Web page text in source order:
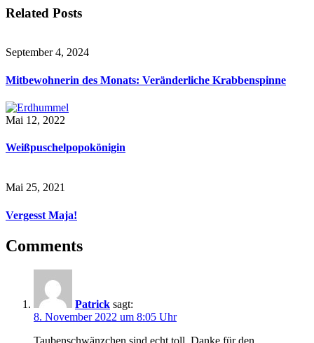
Related Posts
September 4, 2024
Mitbewohnerin des Monats: Veränderliche Krabbenspinne
Mai 12, 2022
Weißpuschelpopokönigin
Mai 25, 2021
Vergesst Maja!
Comments
Patrick sagt:
8. November 2022 um 8:05 Uhr
Taubenschwänzchen sind echt toll. Danke für den